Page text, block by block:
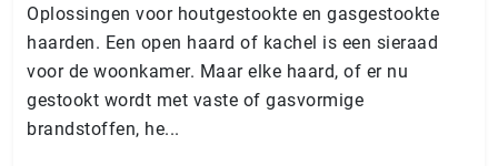
Oplossingen voor houtgestookte en gasgestookte
haarden. Een open haard of kachel is een sieraad
voor de woonkamer. Maar elke haard, of er nu
gestookt wordt met vaste of gasvormige
brandstoffen, he...